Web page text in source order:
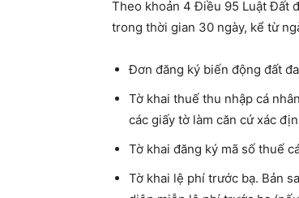
Theo khoản 4 Điều 95 Luật Đất
trong thời gian 30 ngày, kể từ
Đơn đăng ký biến động đất
Tờ khai thuế thu nhập cá
các giấy tờ làm căn cứ xác
Tờ khai đăng ký mã số thuế
Tờ khai lệ phí trước bạ. Bản